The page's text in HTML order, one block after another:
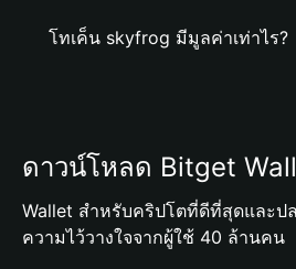
โทเค็น skyfrog มีมูลค่าเท่าไร?
ดาวน์โหลด Bitget
Wallet สำหรับคริปโตที่ดีที่สุดและป
ความไว้วางใจจากผู้ใช้ 40 ล้านคน